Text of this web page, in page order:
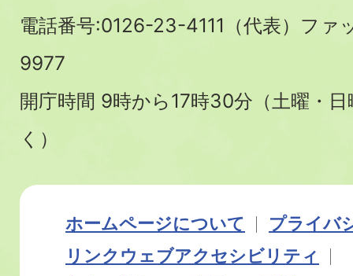
電話番号:0126-23-4111（代表）フ
9977
開庁時間 9時から17時30分（土曜・
く）
ホームページについて
プライバ
リンク ウェブアクセシビリティ